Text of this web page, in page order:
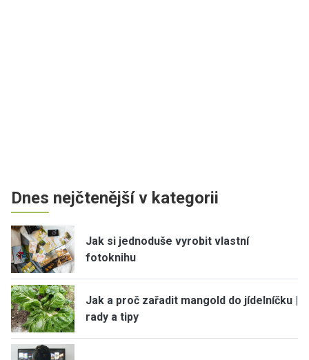
Dnes nejčtenější v kategorii
Jak si jednoduše vyrobit vlastní
fotoknihu
Jak a proč zařadit mangold do jídelníčku |
rady a tipy